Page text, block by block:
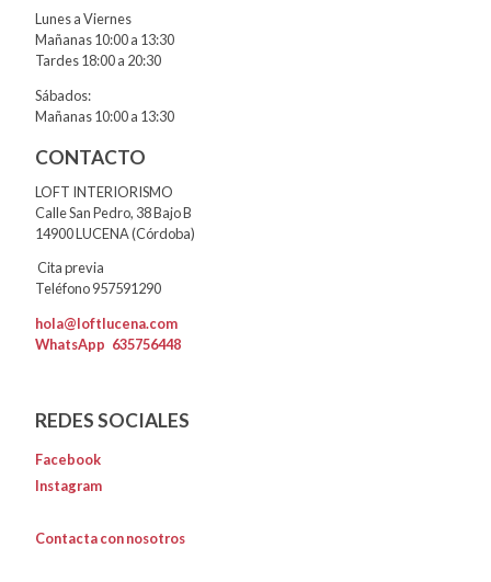
Lunes a Viernes
Mañanas 10:00 a 13:30
Tardes 18:00 a 20:30
Sábados:
Mañanas 10:00 a 13:30
CONTACTO
LOFT INTERIORISMO
Calle San Pedro, 38 Bajo B
14900 LUCENA (Córdoba)
Cita previa
Teléfono 957591290
hola@loftlucena.com
WhatsApp 635756448
REDES SOCIALES
Facebook
Instagram
Contacta con nosotros